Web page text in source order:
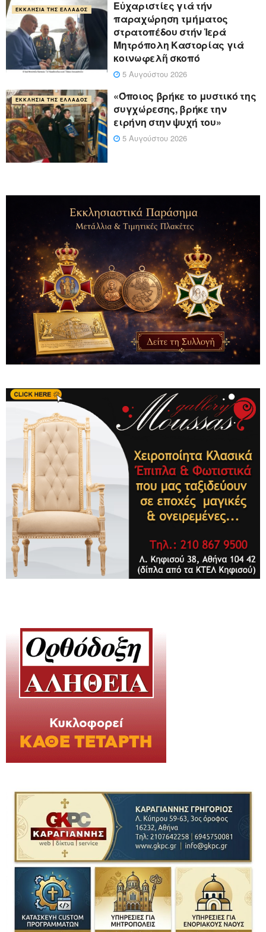
ΕΚΚΛΗΣΊΑ ΤΗΣ ΕΛΛΆΔΟΣ
Εὐχαριστίες γιά τήν
παραχώρηση τμήματος
στρατοπέδου στήν Ἱερά
Μητρόπολη Καστορίας γιά
κοινωφελῆ σκοπό
5 Αυγούστου 2026
ΕΚΚΛΗΣΊΑ ΤΗΣ ΕΛΛΆΔΟΣ
«Όποιος βρήκε το μυστικό της
συγχώρεσης, βρήκε την
ειρήνη στην ψυχή του»
5 Αυγούστου 2026